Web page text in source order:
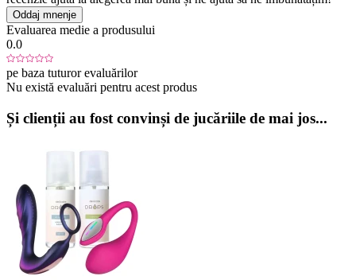
Oddaj mnenje
Evaluarea medie a produsului
0.0
pe baza tuturor evaluărilor
Nu există evaluări pentru acest produs
Și clienții au fost convinși de jucăriile de mai jos...